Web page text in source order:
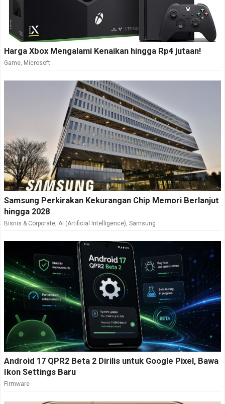
Harga Xbox Mengalami Kenaikan hingga Rp4 jutaan!
Game Microsoft
Samsung Perkirakan Kekurangan Chip Memori Berlanjut
hingga 2028
Bisnis & Corporate AI (Artificial Intelligence) Samsung
Android 17 QPR2 Beta 2 Dirilis untuk Google Pixel, Bawa
Ikon Settings Baru
Firmware